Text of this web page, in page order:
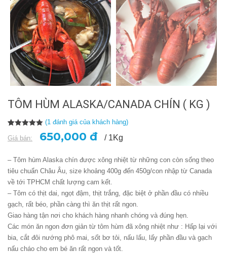
TÔM HÙM ALASKA/CANADA CHÍN ( KG )
dựa trên
(1 đánh giá của khách hàng)
Giá bán: 650,000 đ / 1Kg
– Tôm hùm Alaska chín được xông nhiệt từ những con còn sống theo
tiêu chuẩn Châu Âu, size khoảng 400g đến 450g/con nhập từ Canada
về tới TPHCM chất lượng cam kết.
– Tôm có thịt dai, ngọt đậm, thịt trắng, đặc biệt ở phần đầu có nhiều
gạch, rất béo, phần càng thì ăn thịt rất ngon.
Giao hàng tận nơi cho khách hàng nhanh chóng và đúng hẹn.
Các món ăn ngon đơn giản từ tôm hùm đã xông nhiệt như : Hấp lại với
bia, cắt đôi nướng phô mai, sốt bơ tỏi, nấu lẩu, lấy phần đầu và gạch
nấu cháo cho em bé ăn rất ngon và tốt.